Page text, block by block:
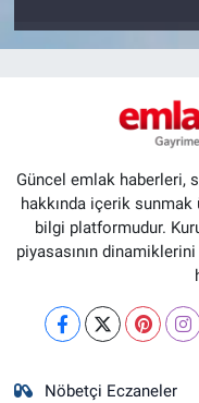
Güncel emlak haberleri,
hakkında içerik
bilgi platformudur.
piyasasının
Nöbetçi Eczaneler